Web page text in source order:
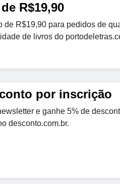
R$19,90
de R$19,90 para pedidos de
de livros do
por inscrição
e ganhe 5% de
desconto.com.br.